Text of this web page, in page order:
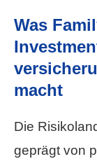
Was
macht
Die
geprägt von